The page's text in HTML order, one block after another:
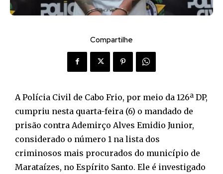
Compartilhe
A Polícia Civil de Cabo Frio, por meio da 126ª DP,
cumpriu nesta quarta-feira (6) o mandado de
prisão contra Ademirço Alves Emidio Junior,
considerado o número 1 na lista dos
criminosos mais procurados do município de
Marataízes, no Espírito Santo. Ele é investigado